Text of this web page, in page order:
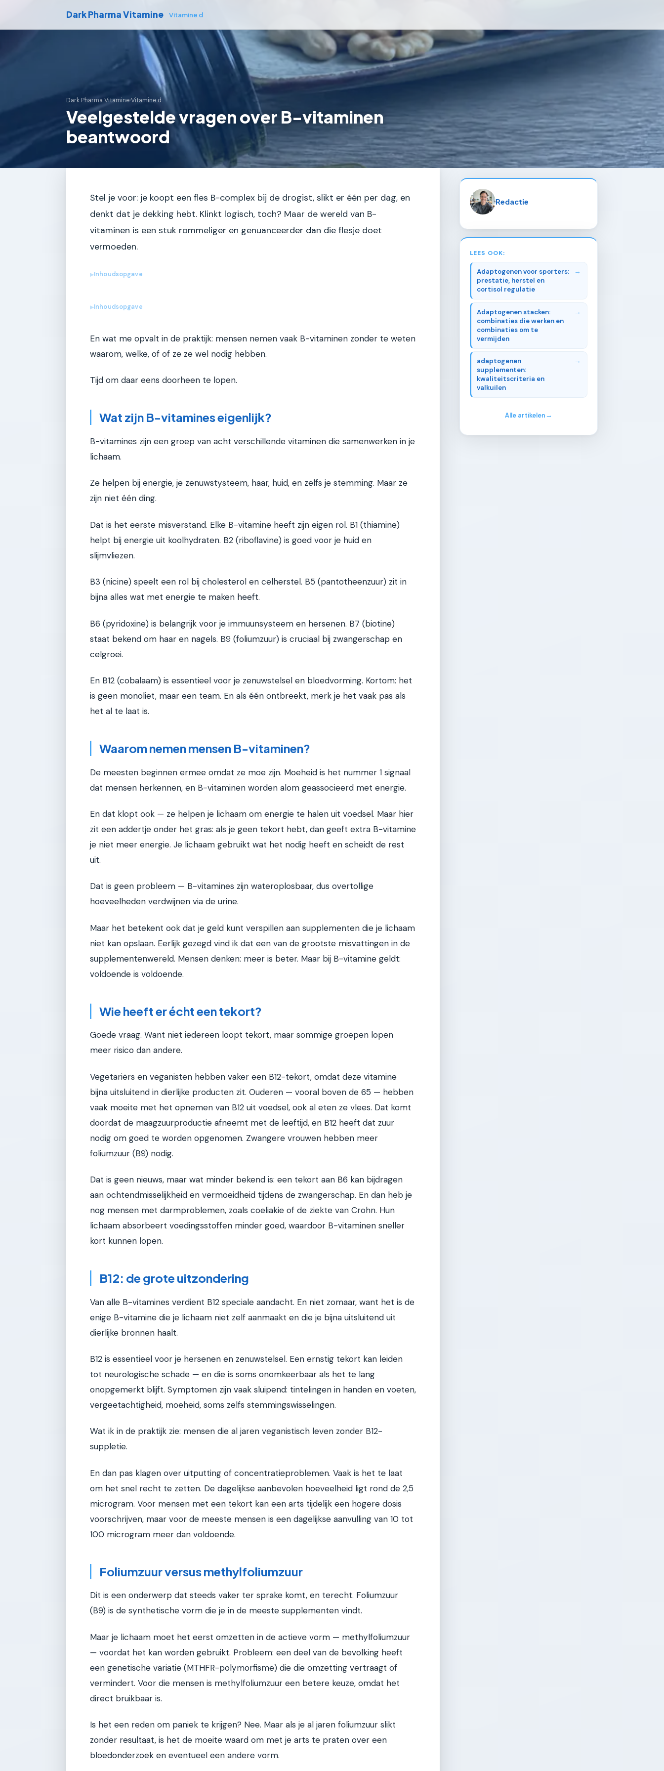
Dark Pharma Vitamine Vitamine d
Dark Pharma Vitamine›Vitamine d
Veelgestelde vragen over B-vitaminen
beantwoord
Stel je voor: je koopt een fles B-complex bij de drogist, slikt er één per dag, en
denkt dat je dekking hebt. Klinkt logisch, toch? Maar de wereld van B-
vitaminen is een stuk rommeliger en genuanceerder dan die flesje doet
vermoeden.
▶Inhoudsopgave
▶Inhoudsopgave
En wat me opvalt in de praktijk: mensen nemen vaak B-vitaminen zonder te weten
waarom, welke, of of ze ze wel nodig hebben.
Tijd om daar eens doorheen te lopen.
Wat zijn B-vitamines eigenlijk?
B-vitamines zijn een groep van acht verschillende vitaminen die samenwerken in je
lichaam.
Ze helpen bij energie, je zenuwstysteem, haar, huid, en zelfs je stemming. Maar ze
zijn niet één ding.
Dat is het eerste misverstand. Elke B-vitamine heeft zijn eigen rol. B1 (thiamine)
helpt bij energie uit koolhydraten. B2 (riboflavine) is goed voor je huid en
slijmvliezen.
B3 (nicine) speelt een rol bij cholesterol en celherstel. B5 (pantotheenzuur) zit in
bijna alles wat met energie te maken heeft.
B6 (pyridoxine) is belangrijk voor je immuunsysteem en hersenen. B7 (biotine)
staat bekend om haar en nagels. B9 (foliumzuur) is cruciaal bij zwangerschap en
celgroei.
En B12 (cobalaam) is essentieel voor je zenuwstelsel en bloedvorming. Kortom: het
is geen monoliet, maar een team. En als één ontbreekt, merk je het vaak pas als
het al te laat is.
Waarom nemen mensen B-vitaminen?
De meesten beginnen ermee omdat ze moe zijn. Moeheid is het nummer 1 signaal
dat mensen herkennen, en B-vitaminen worden alom geassocieerd met energie.
En dat klopt ook — ze helpen je lichaam om energie te halen uit voedsel. Maar hier
zit een addertje onder het gras: als je geen tekort hebt, dan geeft extra B-vitamine
je niet meer energie. Je lichaam gebruikt wat het nodig heeft en scheidt de rest
uit.
Dat is geen probleem — B-vitamines zijn wateroplosbaar, dus overtollige
hoeveelheden verdwijnen via de urine.
Maar het betekent ook dat je geld kunt verspillen aan supplementen die je lichaam
niet kan opslaan. Eerlijk gezegd vind ik dat een van de grootste misvattingen in de
supplementenwereld. Mensen denken: meer is beter. Maar bij B-vitamine geldt:
voldoende is voldoende.
Wie heeft er écht een tekort?
Goede vraag. Want niet iedereen loopt tekort, maar sommige groepen lopen
meer risico dan andere.
Vegetariërs en veganisten hebben vaker een B12-tekort, omdat deze vitamine
bijna uitsluitend in dierlijke producten zit. Ouderen — vooral boven de 65 — hebben
vaak moeite met het opnemen van B12 uit voedsel, ook al eten ze vlees. Dat komt
doordat de maagzuurproductie afneemt met de leeftijd, en B12 heeft dat zuur
nodig om goed te worden opgenomen. Zwangere vrouwen hebben meer
foliumzuur (B9) nodig.
Dat is geen nieuws, maar wat minder bekend is: een tekort aan B6 kan bijdragen
aan ochtendmisselijkheid en vermoeidheid tijdens de zwangerschap. En dan heb je
nog mensen met darmproblemen, zoals coeliakie of de ziekte van Crohn. Hun
lichaam absorbeert voedingsstoffen minder goed, waardoor B-vitaminen sneller
kort kunnen lopen.
B12: de grote uitzondering
Van alle B-vitamines verdient B12 speciale aandacht. En niet zomaar, want het is de
enige B-vitamine die je lichaam niet zelf aanmaakt en die je bijna uitsluitend uit
dierlijke bronnen haalt.
B12 is essentieel voor je hersenen en zenuwstelsel. Een ernstig tekort kan leiden
tot neurologische schade — en die is soms onomkeerbaar als het te lang
onopgemerkt blijft. Symptomen zijn vaak sluipend: tintelingen in handen en voeten,
vergeetachtigheid, moeheid, soms zelfs stemmingswisselingen.
Wat ik in de praktijk zie: mensen die al jaren veganistisch leven zonder B12-
suppletie.
En dan pas klagen over uitputting of concentratieproblemen. Vaak is het te laat
om het snel recht te zetten. De dagelijkse aanbevolen hoeveelheid ligt rond de 2,5
microgram. Voor mensen met een tekort kan een arts tijdelijk een hogere dosis
voorschrijven, maar voor de meeste mensen is een dagelijkse aanvulling van 10 tot
100 microgram meer dan voldoende.
Foliumzuur versus methylfoliumzuur
Dit is een onderwerp dat steeds vaker ter sprake komt, en terecht. Foliumzuur
(B9) is de synthetische vorm die je in de meeste supplementen vindt.
Maar je lichaam moet het eerst omzetten in de actieve vorm — methylfoliumzuur
— voordat het kan worden gebruikt. Probleem: een deel van de bevolking heeft
een genetische variatie (MTHFR-polymorfisme) die die omzetting vertraagt of
vermindert. Voor die mensen is methylfoliumzuur een betere keuze, omdat het
direct bruikbaar is.
Is het een reden om paniek te krijgen? Nee. Maar als je al jaren foliumzuur slikt
zonder resultaat, is het de moeite waard om met je arts te praten over een
bloedonderzoek en eventueel een andere vorm.
Redactie
LEES OOK:
Adaptogenen voor sporters:
prestatie, herstel en
cortisol regulatie
Adaptogenen stacken:
combinaties die werken en
combinaties om te
vermijden
adaptogenen
supplementen:
kwaliteitscriteria en
valkuilen
Alle artikelen